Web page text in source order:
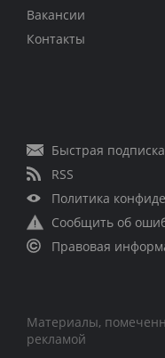
Вакансии
Контакты
Быстрая
RSS
Политика
Сообщить об
Правовая
Материалы,
рекламой